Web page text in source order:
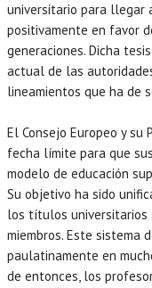
universitario para llegar
positivamente en favor
generaciones. Dicha
actual de las
lineamientos que ha de
El Consejo Europeo y
fecha límite para que
modelo de educación
Su objetivo ha sido
los títulos universitarios
miembros. Este sistema
paulatinamente en
de entonces, los